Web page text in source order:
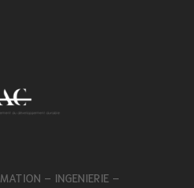
– INGENIERIE –